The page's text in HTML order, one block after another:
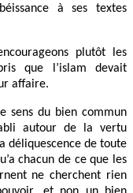
à ses textes
plutôt les
que l’islam devait
affaire.
sens du bien commun
autour de la vertu
déliquescence de toute
chacun de ce que les
ne cherchent rien